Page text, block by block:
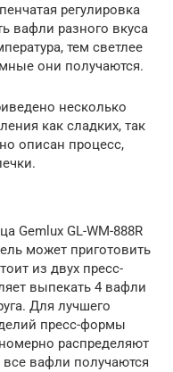
регулировка
вафли разного вкуса
тем светлее
они получаются.
несколько
как сладких, так
описан процесс,
Gemlux GL-WM-888R
может приготовить
из двух пресс-
выпекать 4 вафли
Для лучшего
пресс-формы
распределяют
все вафли получаются